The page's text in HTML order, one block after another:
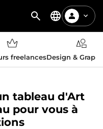
freelancesDesign &
tableau d'Art
pour vous à